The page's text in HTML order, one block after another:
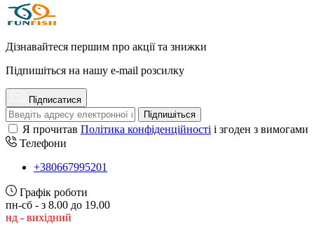
Дізнавайтеся першим про акції та знижки
Підпишіться на нашу e-mail розсилку
Підписатися
Підпишіться
Я прочитав Політика конфіденційності і згоден з вимогами
Телефони
+380667995201
Графік роботи
пн-сб - з 8.00 до 19.00
нд - вихідний